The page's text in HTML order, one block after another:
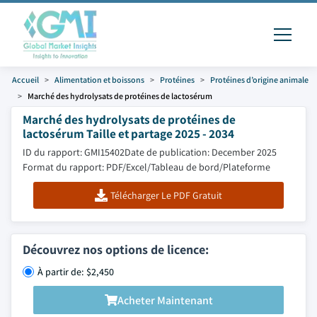
Accueil Alimentation et boissons Protéines
Protéines d’origine animale
Marché des hydrolysats de protéines de lactosérum
Marché des hydrolysats de protéines de
lactosérum Taille et partage 2025 - 2034
ID du rapport: GMI15402Date de publication: December 2025
Format du rapport: PDF/Excel/Tableau de bord/Plateforme
Télécharger Le PDF Gratuit
Découvrez nos options de licence:
À partir de: $2,450
Acheter Maintenant